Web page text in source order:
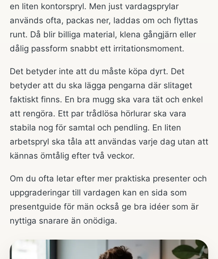
en liten kontorspryl. Men just vardagsprylar
används ofta, packas ner, laddas om och flyttas
runt. Då blir billiga material, klena gångjärn eller
dålig passform snabbt ett irritationsmoment.
Det betyder inte att du måste köpa dyrt. Det
betyder att du ska lägga pengarna där slitaget
faktiskt finns. En bra mugg ska vara tät och enkel
att rengöra. Ett par trådlösa hörlurar ska vara
stabila nog för samtal och pendling. En liten
arbetspryl ska tåla att användas varje dag utan att
kännas ömtålig efter två veckor.
Om du ofta letar efter mer praktiska presenter och
uppgraderingar till vardagen kan en sida som
presentguide för män också ge bra idéer som är
nyttiga snarare än onödiga.